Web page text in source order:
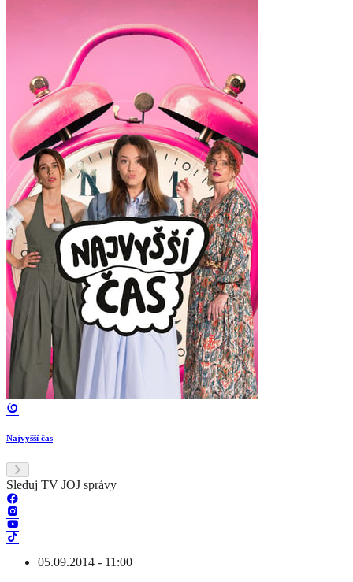
Najvyšší čas
Sleduj TV JOJ správy
05.09.2014 - 11:00